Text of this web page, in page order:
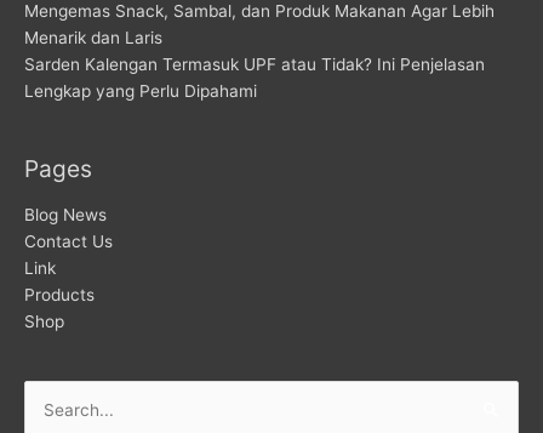
Mengemas Snack, Sambal, dan Produk Makanan Agar Lebih
Menarik dan Laris
Sarden Kalengan Termasuk UPF atau Tidak? Ini Penjelasan
Lengkap yang Perlu Dipahami
Pages
Blog News
Contact Us
Link
Products
Shop